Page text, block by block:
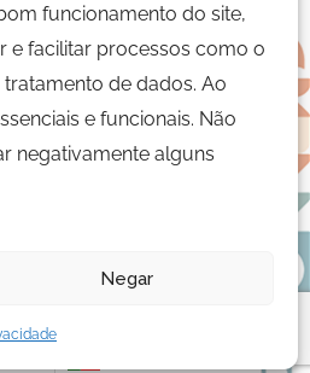
funcionamento do site,
e facilitar processos como o
de dados. Ao
e funcionais. Não
negativamente alguns
Negar